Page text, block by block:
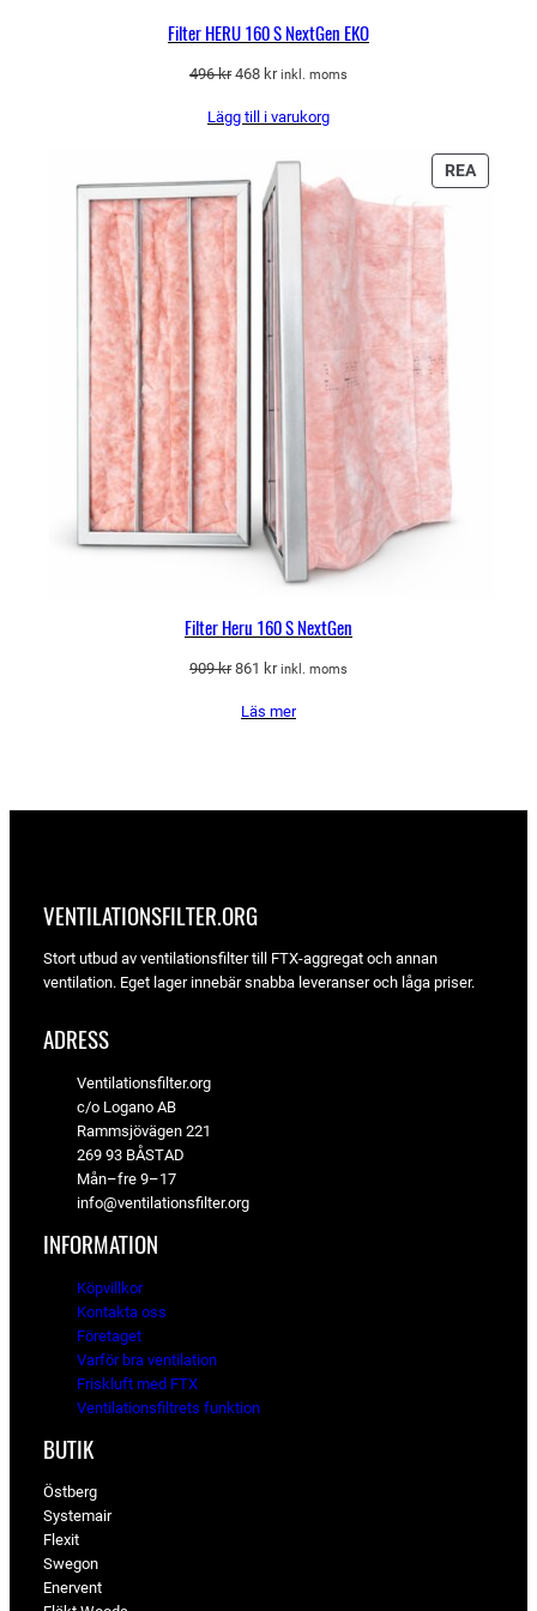
Filter HERU 160 S NextGen EKO
496kr Det
priset
496 kr.
468 krDet
priset
468 kr.
inkl. moms
Lägg till i varukorg
REA
PÅ
Filter Heru 160 S NextGen
909kr Det
priset
861 krDet
priset
inkl. moms
Läs mer
VENTILATIONSFILTER­.ORG
Stort utbud av ventilationsfilter till FTX-aggregat och annan
ventilation. Eget lager innebär snabba leveranser och låga priser.
ADRESS
Ventilationsfilter.org
c/o Logano AB
Rammsjövägen 221
269 93 BÅSTAD
Mån–fre 9–17
info@ventilationsfilter.org
INFORMATION
Köpvillkor
Kontakta oss
Företaget
Varför bra ventilation
Friskluft med FTX
Ventilationsfiltrets funktion
BUTIK
Östberg
Systemair
Flexit
Swegon
Enervent